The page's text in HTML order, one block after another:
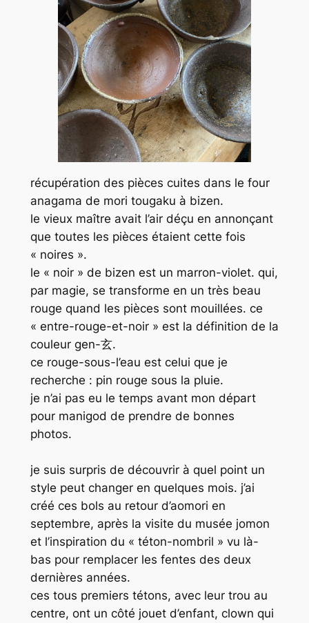
récupération des pièces cuites dans le four
anagama de mori tougaku à bizen.
le vieux maître avait l’air déçu en annonçant
que toutes les pièces étaient cette fois
« noires ».
le « noir » de bizen est un marron-violet. qui,
par magie, se transforme en un très beau
rouge quand les pièces sont mouillées. ce
« entre-rouge-et-noir » est la définition de la
couleur gen-玄.
ce rouge-sous-l’eau est celui que je
recherche : pin rouge sous la pluie.
je n’ai pas eu le temps avant mon départ
pour manigod de prendre de bonnes
photos.
je suis surpris de découvrir à quel point un
style peut changer en quelques mois. j’ai
créé ces bols au retour d’aomori en
septembre, après la visite du musée jomon
et l’inspiration du « téton-nombril » vu là-
bas pour remplacer les fentes des deux
dernières années.
ces tous premiers tétons, avec leur trou au
centre, ont un côté jouet d’enfant, clown qui